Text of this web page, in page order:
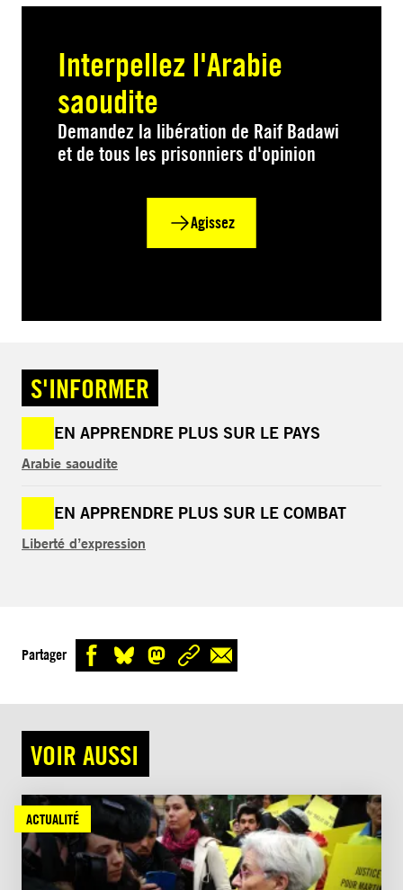
Interpellez l'Arabie
saoudite
Demandez la libération de Raif Badawi
et de tous les prisonniers d'opinion
Agissez
S'INFORMER
EN APPRENDRE PLUS SUR LE PAYS
Arabie saoudite
EN APPRENDRE PLUS SUR LE COMBAT
Liberté d’expression
Partager
VOIR AUSSI
ACTUALITÉ